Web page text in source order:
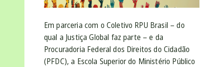
Em parceria com o Coletivo RPU Brasil – do
qual a Justiça Global faz parte – e da
Procuradoria Federal dos Direitos do Cidadão
(PFDC), a Escola Superior do Ministério Público